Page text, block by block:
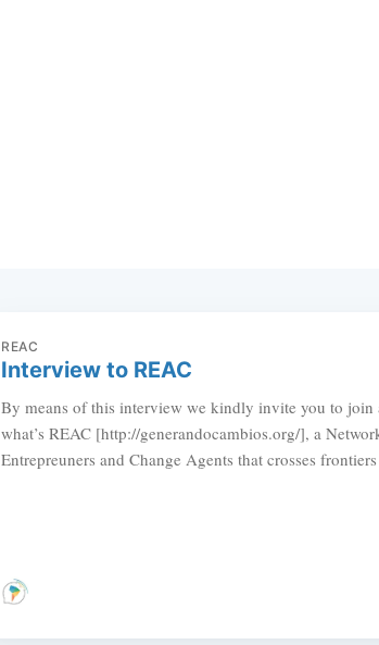
REAC
Interview to REAC
By means of this interview we kindly invite you to join
what’s REAC [http://generandocambios.org/], a
Entrepreuners and Change Agents that crosses